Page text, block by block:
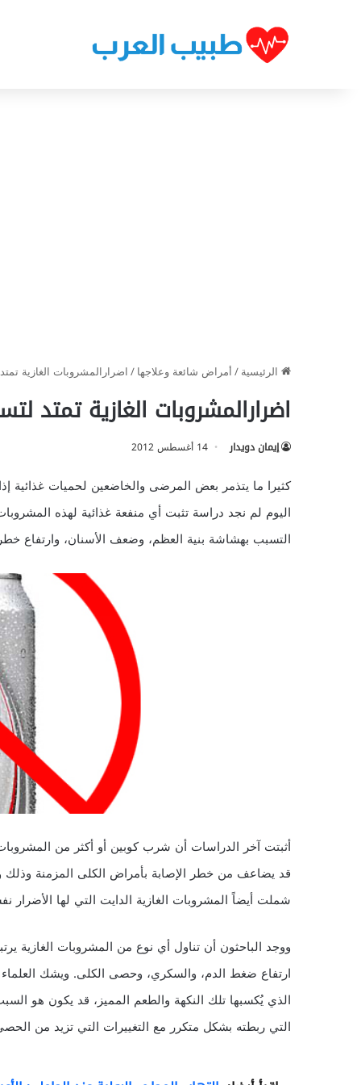
الرئيسية/أمراض شائعة وعلاجها/اضرارالمشروبات الغازية
اضرارالمشروبات الغازية تمتد
إيمان دويدار 14 أغسطس 2012
كثيرا ما يتذمر بعض المرضى والخاضعين لحميات غذائية
اليوم لم نجد دراسة تثبت أي منفعة غذائية لهذه
التسبب بهشاشة بنية العظم، وضعف الأسنان، وارتفاع
أثبتت آخر الدراسات أن شرب كوبين أو أكثر من
شملت أيضاً المشروبات الغازية الدايت التي لها الأضرار
ووجد الباحثون أن تناول أي نوع من المشروبات
ارتفاع ضغط الدم، والسكري، وحصى الكلى. ويشك
الذي يُكسبها تلك النكهة والطعم المميز، قد يكون هو
التي ربطته بشكل متكرر مع التغييرات التي تزيد من